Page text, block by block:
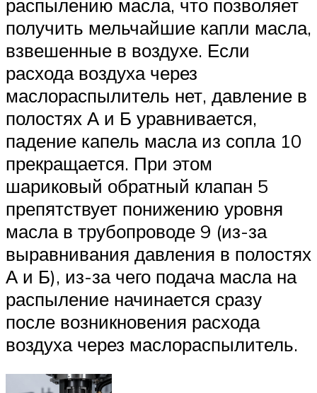
распылению масла, что позволяет
получить мельчайшие капли масла,
взвешенные в воздухе. Если
расхода воздуха через
маслораспылитель нет, давление в
полостях А и Б уравнивается,
падение капель масла из сопла 10
прекращается. При этом
шариковый обратный клапан 5
препятствует понижению уровня
масла в трубопроводе 9 (из-за
выравнивания давления в полостях
А и Б), из-за чего подача масла на
распыление начинается сразу
после возникновения расхода
воздуха через маслораспылитель.